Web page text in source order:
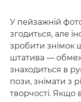
У пейзажній
згодиться, але
зробити знімок
штатива —
знаходиться в
пози, знімати з
творчості. Якщо